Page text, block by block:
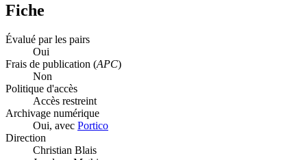
Fiche
Évalué par les pairs
Oui
Frais de publication (APC)
Non
Politique d'accès
Accès restreint
Archivage numérique
Oui, avec Portico
Direction
Christian Blais